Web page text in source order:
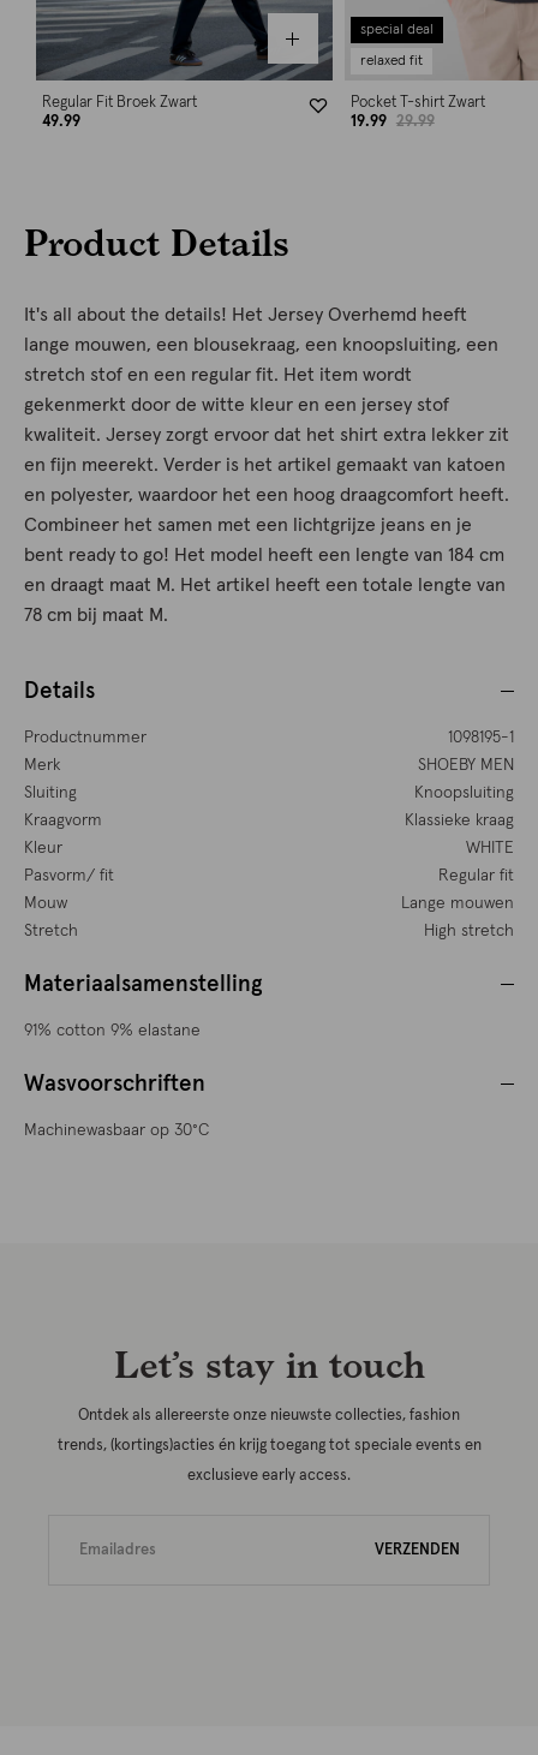
Regular Fit Broek Zwart
49.99
special deal
relaxed fit
Pocket T-shirt Zwart
19.99
29.99
Product Details
It's all about the details! Het Jersey Overhemd heeft
lange mouwen, een blousekraag, een knoopsluiting, een
stretch stof en een regular fit. Het item wordt
gekenmerkt door de witte kleur en een jersey stof
kwaliteit. Jersey zorgt ervoor dat het shirt extra lekker zit
en fijn meerekt. Verder is het artikel gemaakt van katoen
en polyester, waardoor het een hoog draagcomfort heeft.
Combineer het samen met een lichtgrijze jeans en je
bent ready to go! Het model heeft een lengte van 184 cm
en draagt maat M. Het artikel heeft een totale lengte van
78 cm bij maat M.
Details
Productnummer
1098195-1
Merk
SHOEBY MEN
Sluiting
Knoopsluiting
Kraagvorm
Klassieke kraag
Kleur
WHITE
Pasvorm/ fit
Regular fit
Mouw
Lange mouwen
Stretch
High stretch
Materiaalsamenstelling
91% cotton 9% elastane
Wasvoorschriften
Machinewasbaar op 30°C
Let’s stay in touch
Ontdek als allereerste onze nieuwste collecties, fashion
trends, (kortings)acties én krijg toegang tot speciale events en
exclusieve early access.
VERZENDEN